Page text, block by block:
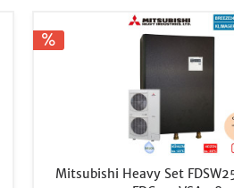
Mitsubishi Heavy Set